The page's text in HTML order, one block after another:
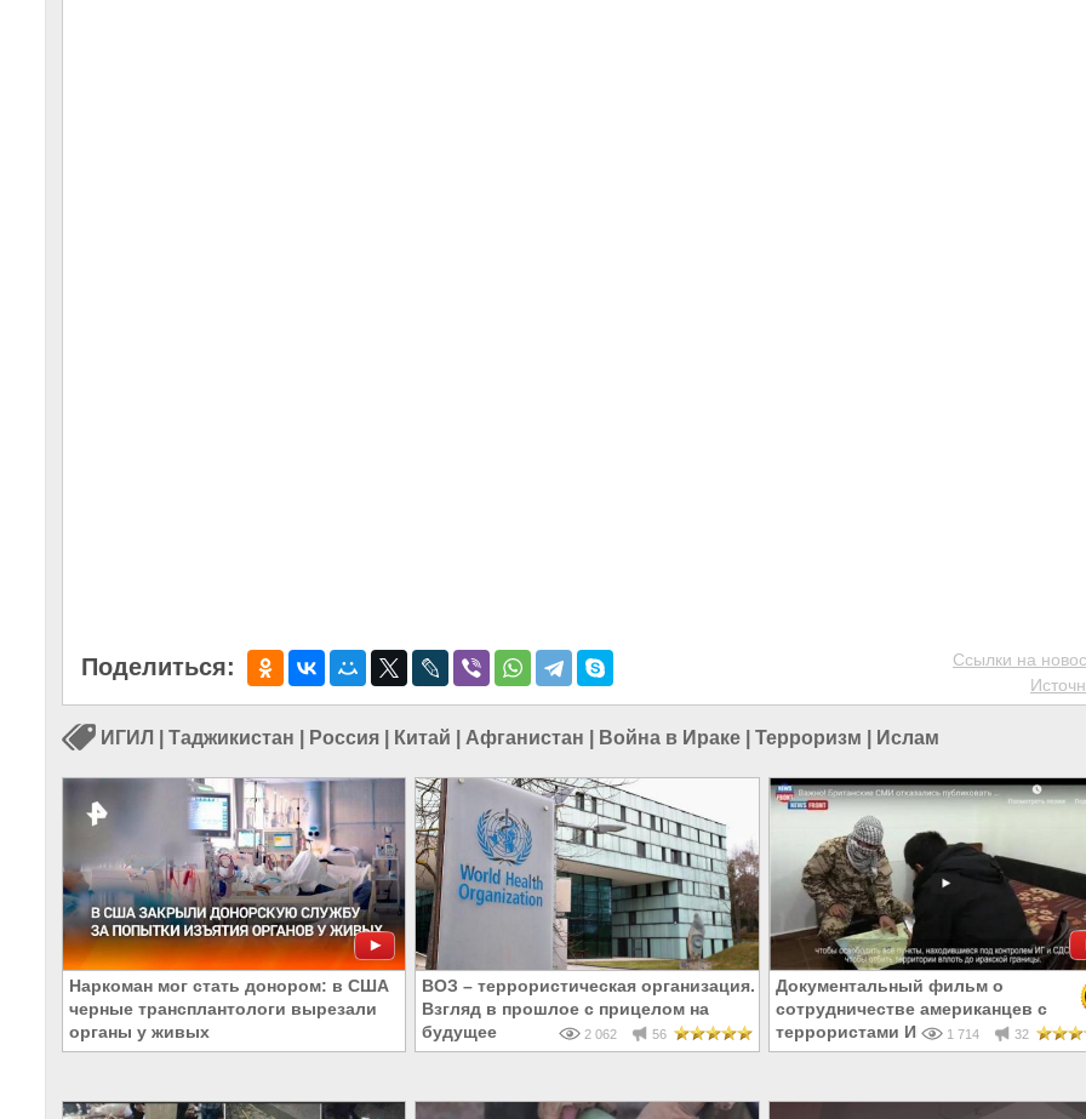
Поделиться:
Ссылки на
ИГИЛ Таджикистан Россия Китай Афганистан Война в Ираке Терроризм Ислам
Наркоман мог стать донором: в США
черные трансплантологи вырезали
органы у живых
ВОЗ – террористическая организация.
Взгляд в прошлое с прицелом на
будущее
2 062 56
Документальный фильм о
сотрудничестве американцев с
террористами ИГИЛ в Сирии
1 714 32